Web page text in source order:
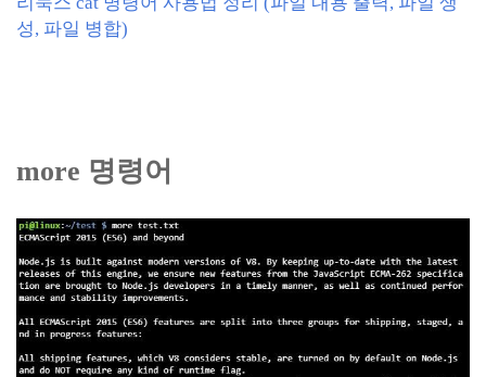
성, 파일 병합)
more 명령어